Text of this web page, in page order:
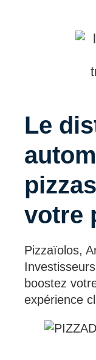
Le
votre
Pizzaïolos,
boostez
expérience